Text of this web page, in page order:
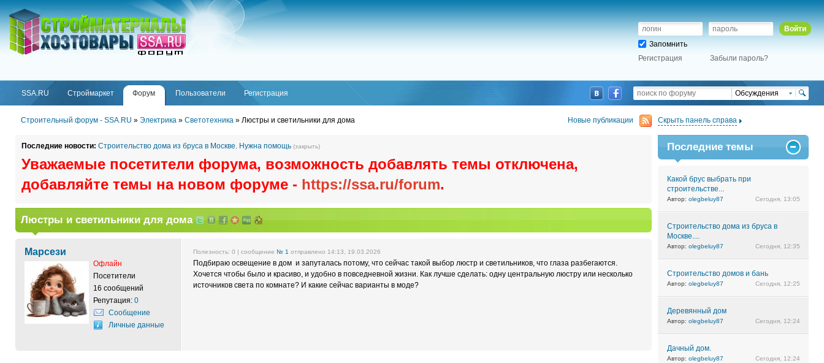
ФОРУМSSA.RU
SSA.RU Строймаркет Форум Пользователи Регистрация
Войти
Запомнить
Регистрация
Забыли пароль?
Обсуждения
Строительный форум - SSA.RU » Электрика » Светотехника » Люстры и светильники для дома Новые публикации Скрыть панель справа
Последние новости: Строительство дома из бруса в Москве. Нужна помощь (закрыть)
Уважаемые посетители форума, возможность добавлять темы отключена,
добавляйте темы на новом форуме - https://ssa.ru/forum.
Люстры и светильники для дома
Марсези
Офлайн
Посетители
16 сообщений
Репутация: 0
Сообщение
Личные данные
Полезность: 0 | сообщение № 1 отправлено 14:13, 19.03.2026
Подбираю освещение в дом и запуталась потому, что сейчас такой выбор люстр и светильников, что глаза разбегаются.
Хочется чтобы было и красиво, и удобно в повседневной жизни. Как лучше сделать: одну центральную люстру или несколько
источников света по комнате? И какие сейчас варианты в моде?
Последние темы
Какой брус выбрать при
строительстве...
Автор: olegbeluy87 Сегодня, 13:05
Строительство дома из бруса в
Москве....
Автор: olegbeluy87 Сегодня, 12:35
Строительство домов и бань
Автор: olegbeluy87 Сегодня, 12:25
Деревянный дом
Автор: olegbeluy87 Сегодня, 12:24
Дачный дом.
Автор: olegbeluy87 Сегодня, 12:24